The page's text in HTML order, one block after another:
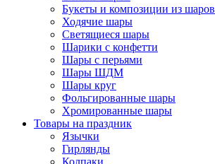
Букеты и композиции из шаров
Ходячие шары
Светящиеся шары
Шарики с конфетти
Шары с перьями
Шары ШДМ
Шары круг
Фольгированные шары
Хромированные шары
Товары на праздник
Язычки
Гирлянды
Колпаки